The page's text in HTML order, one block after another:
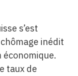
s’est
inédit
économique.
taux de